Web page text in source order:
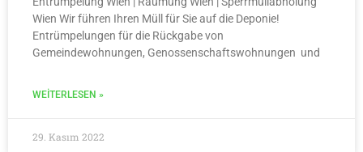
Wien Wir führen Ihren Müll für Sie auf die Deponie!
Entrümpelungen für die Rückgabe von
Gemeindewohnungen, Genossenschaftswohnungen und
WEITERLESEN »
29. Kasım 2022